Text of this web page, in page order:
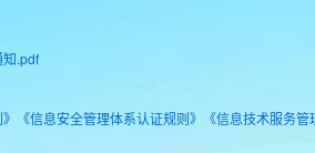
.pdf
《信息安全管理体系认证规则》《信息技术服务